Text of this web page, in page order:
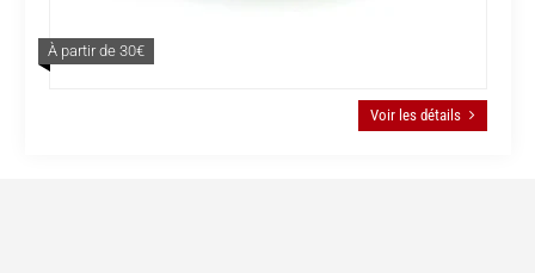
À partir de 30€
Voir les détails